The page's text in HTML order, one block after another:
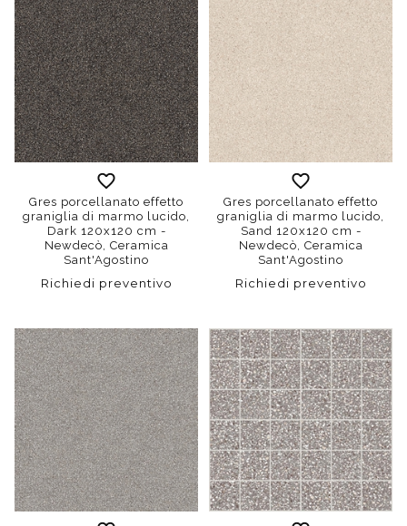
Gres porcellanato effetto
graniglia di marmo lucido,
Dark 120x120 cm -
Newdecò, Ceramica
Sant'Agostino
Richiedi preventivo
Gres porcellanato effetto
graniglia di marmo lucido,
Sand 120x120 cm -
Newdecò, Ceramica
Sant'Agostino
Richiedi preventivo